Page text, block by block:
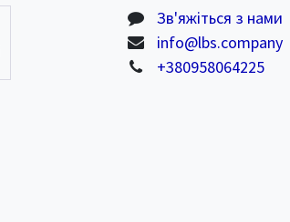
Зв'яжіться з нами
info@lbs.company
+380958064225